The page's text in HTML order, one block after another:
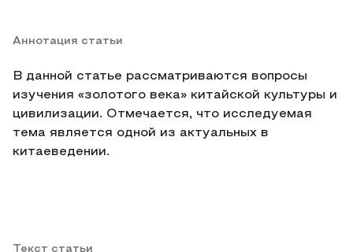
Аннотация статьи
В данной статье рассматриваются вопросы
изучения «золотого века» китайской культуры и
цивилизации. Отмечается, что исследуемая
тема является одной из актуальных в
китаеведении.
Текст статьи